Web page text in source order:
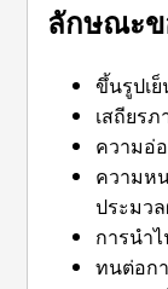
ลักษณะข
ขึ้นรูปเ
เสถียรภ
ความอ่
ความห
ประมว
การนำ
ทนต่อก